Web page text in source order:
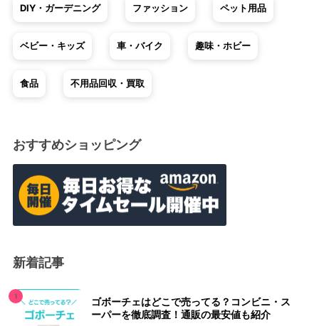
DIY・ガーデニング ファッション ペット用品
ベビー・キッズ 車・バイク 趣味・ホビー
食品 不用品回収・買取
おすすめショッピング
新着記事
ゴボーチェはどこで売ってる？コンビニ・ス
ーパーを徹底調査！通販の最安値も紹介